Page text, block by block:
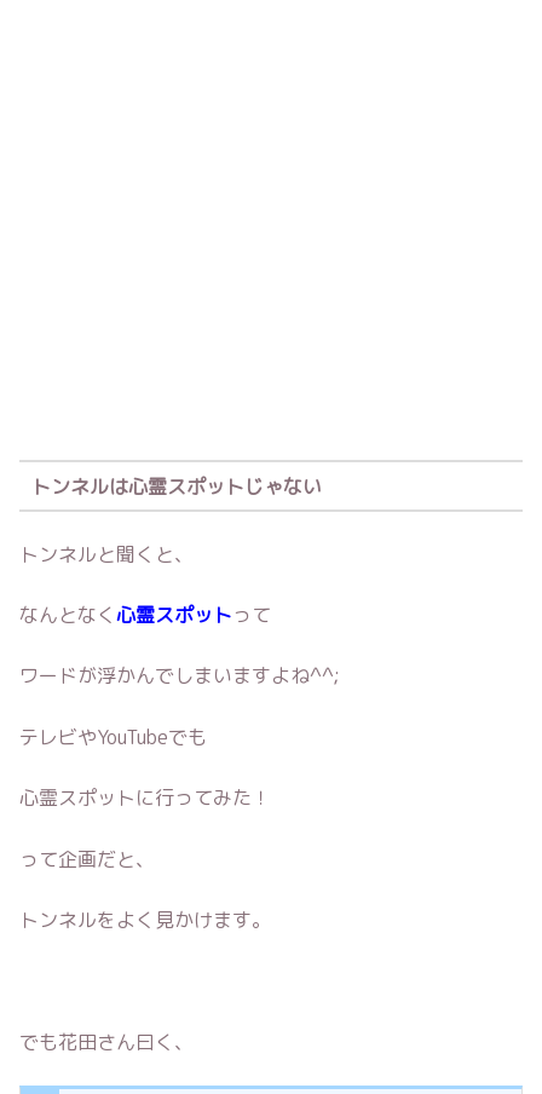
トンネルは心霊スポットじゃない
トンネルと聞くと、
なんとなく 心霊スポットって
ワードが浮かんでしまいますよね^^;
テレビやYouTubeでも
心霊スポットに行ってみた！
って企画だと、
トンネルをよく見かけます。
でも花田さん曰く、